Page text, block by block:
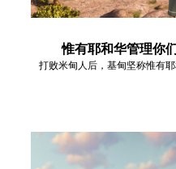
惟有耶和华管理你